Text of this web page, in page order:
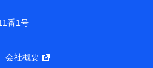
サービス利用履歴、ウェブサイ
、ご契約内容等のパーソナルデ
まの趣味・嗜好・傾向に応じた
るご提案や広告の配信等を行う
番1号
会社概要